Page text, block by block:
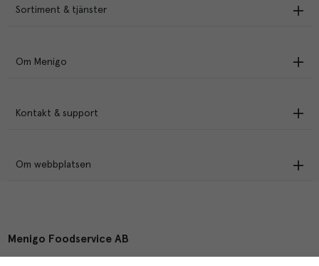
Sortiment & tjänster
Om Menigo
Kontakt & support
Om webbplatsen
Menigo Foodservice AB